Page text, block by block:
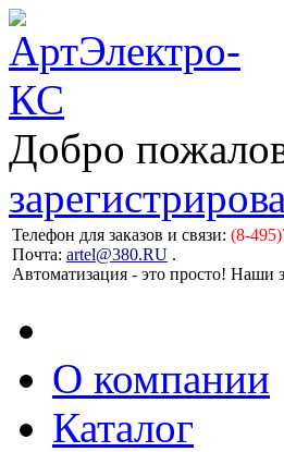
Добро
Телефон для заказов и связи: (8-
Почта: artel@380.RU .
Автоматизация - это просто! Наши
О компании
Каталог